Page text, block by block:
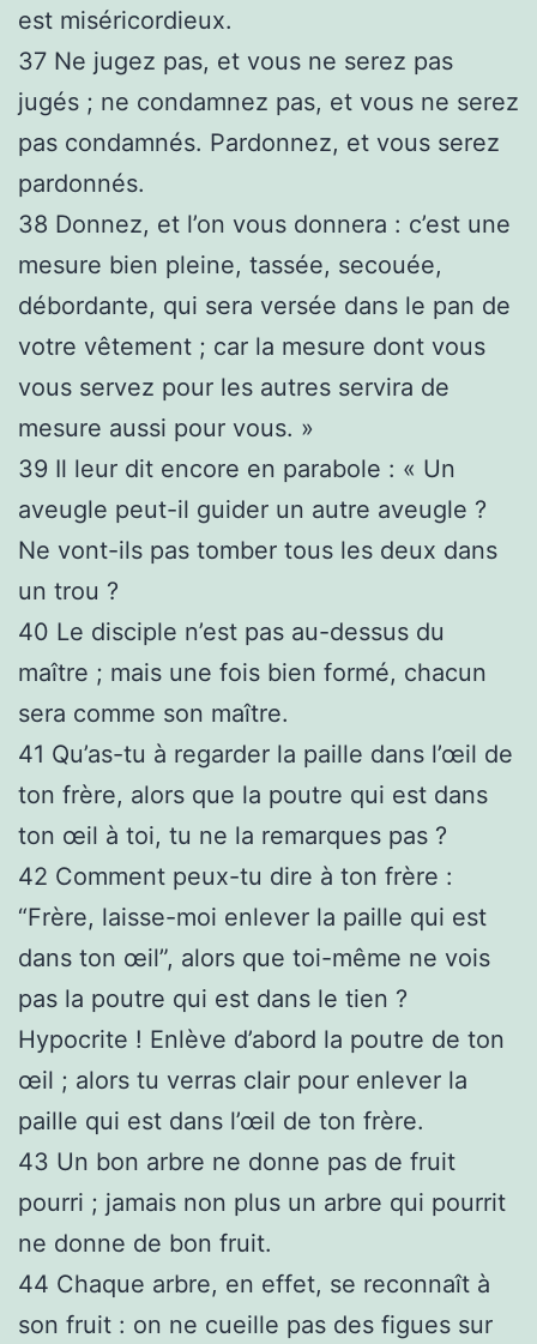
est miséricordieux.
37 Ne jugez pas, et vous ne serez pas
jugés ; ne condamnez pas, et vous ne serez
pas condamnés. Pardonnez, et vous serez
pardonnés.
38 Donnez, et l’on vous donnera : c’est une
mesure bien pleine, tassée, secouée,
débordante, qui sera versée dans le pan de
votre vêtement ; car la mesure dont vous
vous servez pour les autres servira de
mesure aussi pour vous. »
39 Il leur dit encore en parabole : « Un
aveugle peut-il guider un autre aveugle ?
Ne vont-ils pas tomber tous les deux dans
un trou ?
40 Le disciple n’est pas au-dessus du
maître ; mais une fois bien formé, chacun
sera comme son maître.
41 Qu’as-tu à regarder la paille dans l’œil de
ton frère, alors que la poutre qui est dans
ton œil à toi, tu ne la remarques pas ?
42 Comment peux-tu dire à ton frère :
“Frère, laisse-moi enlever la paille qui est
dans ton œil”, alors que toi-même ne vois
pas la poutre qui est dans le tien ?
Hypocrite ! Enlève d’abord la poutre de ton
œil ; alors tu verras clair pour enlever la
paille qui est dans l’œil de ton frère.
43 Un bon arbre ne donne pas de fruit
pourri ; jamais non plus un arbre qui pourrit
ne donne de bon fruit.
44 Chaque arbre, en effet, se reconnaît à
son fruit : on ne cueille pas des figues sur